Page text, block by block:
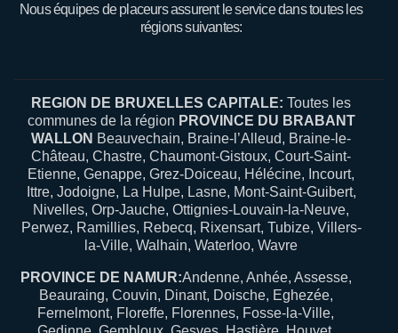
Nous équipes de placeurs assurent le service dans toutes les
régions suivantes:
REGION DE BRUXELLES CAPITALE: Toutes les
communes de la région PROVINCE DU BRABANT
WALLON Beauvechain, Braine-l’Alleud, Braine-le-
Château, Chastre, Chaumont-Gistoux, Court-Saint-
Etienne, Genappe, Grez-Doiceau, Hélécine, Incourt,
Ittre, Jodoigne, La Hulpe, Lasne, Mont-Saint-Guibert,
Nivelles, Orp-Jauche, Ottignies-Louvain-la-Neuve,
Perwez, Ramillies, Rebecq, Rixensart, Tubize, Villers-
la-Ville, Walhain, Waterloo, Wavre
PROVINCE DE NAMUR:Andenne, Anhée, Assesse,
Beauraing, Couvin, Dinant, Doische, Eghezée,
Fernelmont, Floreffe, Florennes, Fosse-la-Ville,